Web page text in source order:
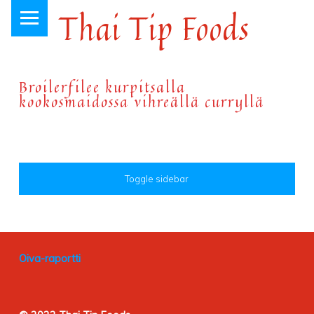
Thai Tip Foods
Broilerfilee kurpitsalla
kookosmaidossa vihreällä curryllä
SIDEBAR
Toggle sidebar
FOOTER SIDEBAR
Oiva-raportti